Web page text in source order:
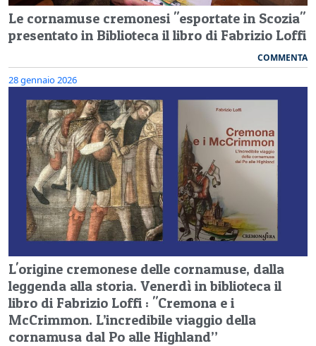
Le cornamuse cremonesi "esportate in Scozia"
presentato in Biblioteca il libro di Fabrizio Loffi
COMMENTA
28 gennaio 2026
L'origine cremonese delle cornamuse, dalla
leggenda alla storia. Venerdì in biblioteca il
libro di Fabrizio Loffi : "Cremona e i
McCrimmon. L’incredibile viaggio della
cornamusa dal Po alle Highland”